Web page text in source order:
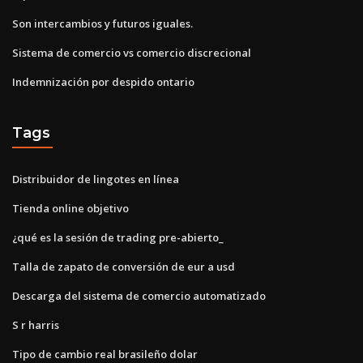
Son intercambios y futuros iguales.
Sistema de comercio vs comercio discrecional
Indemnización por despido ontario
Tags
Distribuidor de lingotes en línea
Tienda online objetivo
¿qué es la sesión de trading pre-abierto_
Talla de zapato de conversión de eur a usd
Descarga del sistema de comercio automatizado
S r harris
Tipo de cambio real brasileño dolar